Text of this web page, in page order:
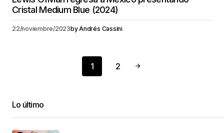
Cristal Medium Blue (2024)
22/noviembre/2023byAndrés Cassini
1 2
Lo último